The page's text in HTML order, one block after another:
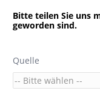
Bitte teilen Sie uns
geworden sind.
Quelle